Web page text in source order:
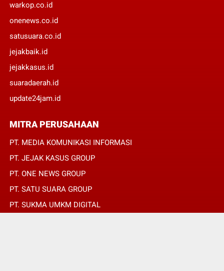
warkop.co.id
onenews.co.id
satusuara.co.id
jejakbaik.id
jejakkasus.id
suaradaerah.id
update24jam.id
MITRA PERUSAHAAN
PT. MEDIA KOMUNIKASI INFORMASI
PT. JEJAK KASUS GROUP
PT. ONE NEWS GROUP
PT. SATU SUARA GROUP
PT. SUKMA UMKM DIGITAL